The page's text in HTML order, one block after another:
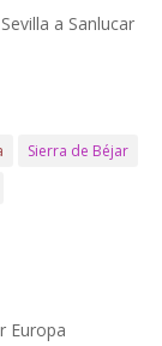
a Sanlucar
Sierra de Béjar
Europa